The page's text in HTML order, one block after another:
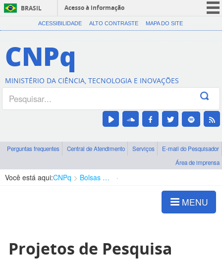
BRASIL
Acesso à informação
CORONAVÍRUS (COVID-19)
Canais
ACESSIBILIDADE ALTO CONTRASTE MAPA DO SITE
CNPq
MINISTÉRIO DA CIÊNCIA, TECNOLOGIA E INOVAÇÕES
Perguntas frequentes Central de Atendimento Serviços
E-mail do Pesquisador
Área de imprensa
Você está aqui:CNPq Bolsas e Auxílios Vigentes
MENU
Projetos de Pesquisa